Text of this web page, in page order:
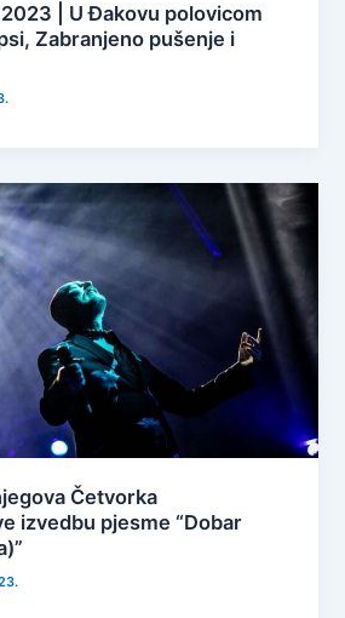
| U Đakovu polovicom
Zabranjeno pušenje i
Četvorka
izvedbu pjesme “Dobar